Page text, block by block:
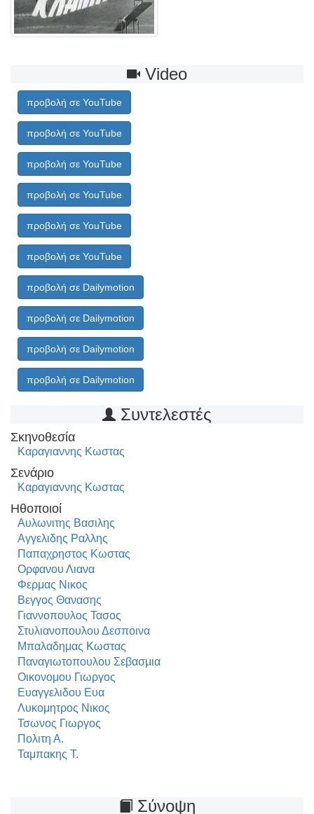
Video
προβολή σε YouTube
προβολή σε YouTube
προβολή σε YouTube
προβολή σε YouTube
προβολή σε YouTube
προβολή σε YouTube
προβολή σε Dailymotion
προβολή σε Dailymotion
προβολή σε Dailymotion
προβολή σε Dailymotion
Συντελεστές
Σκηνοθεσία
Καραγιαννης Κωστας
Σενάριο
Καραγιαννης Κωστας
Ηθοποιοί
Αυλωνιτης Βασιλης
Αγγελιδης Ραλλης
Παπαχρηστος Κωστας
Ορφανου Λιανα
Φερμας Νικος
Βεγγος Θανασης
Γιαννοπουλος Τασος
Στυλιανοπουλου Δεσποινα
Μπαλαδημας Κωστας
Παναγιωτοπουλου Σεβασμια
Οικονομου Γιωργος
Ευαγγελιδου Ευα
Λυκομητρος Νικος
Τσωνος Γιωργος
Πολιτη Α.
Ταμπακης Τ.
Σύνοψη